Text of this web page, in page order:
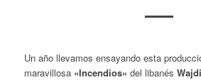
Un año llevamos ensayando esta
maravillosa «Incendios» del libanés